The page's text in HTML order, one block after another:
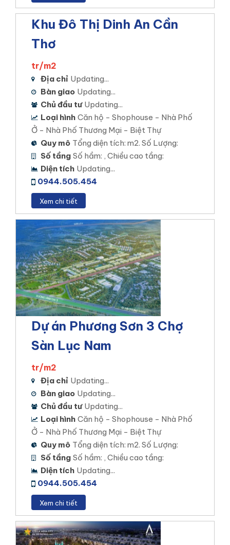
Khu Đô Thị Dinh An Cần
Thơ
tr/m2
Địa chỉ Updating...
Bàn giao Updating...
Chủ đầu tư Updating...
Loại hình Căn hộ - Shophouse - Nhà Phố
Ở - Nhà Phố Thương Mại - Biệt Thự
Quy mô Tổng diện tích: m2. Số Lượng:
Số tầng Số hầm: , Chiều cao tầng:
Diện tích Updating...
0944.505.454
Xem chi tiết
Dự án Phương Sơn 3 Chợ
Sàn Lục Nam
tr/m2
Địa chỉ Updating...
Bàn giao Updating...
Chủ đầu tư Updating...
Loại hình Căn hộ - Shophouse - Nhà Phố
Ở - Nhà Phố Thương Mại - Biệt Thự
Quy mô Tổng diện tích: m2. Số Lượng:
Số tầng Số hầm: , Chiều cao tầng:
Diện tích Updating...
0944.505.454
Xem chi tiết